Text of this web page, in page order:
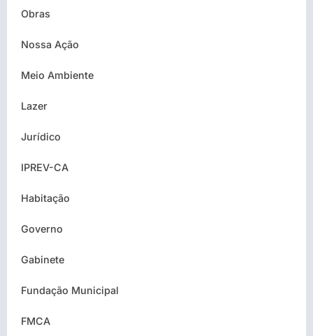
Obras
Nossa Ação
Meio Ambiente
Lazer
Jurídico
IPREV-CA
Habitação
Governo
Gabinete
Fundação Municipal
FMCA